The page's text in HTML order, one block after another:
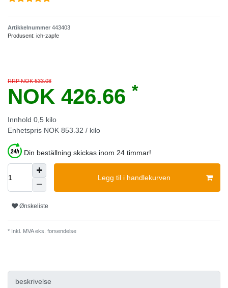
Artikkelnummer 443403
Produsent: ich-zapfe
RRP NOK 533.08
NOK 426.66 *
Innhold 0,5 kilo
Enhetspris NOK 853.32 / kilo
Din beställning skickas inom 24 timmar!
Legg til i handlekurven
Ønskeliste
* Inkl. MVA eks. forsendelse
beskrivelse